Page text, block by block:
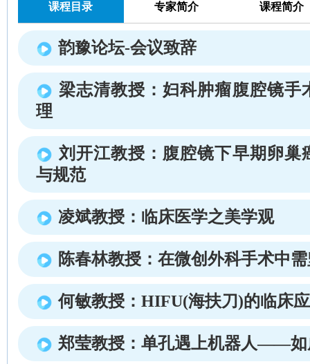
课程目录 专家简介 课程简介
韵豫论坛-会议致辞
梁志清教授：妇科肿瘤腹腔镜手
理
刘开江教授：腹腔镜下早期卵巢
与规范
凌斌教授：临床医学之美学观
陈春林教授：在微创外科手术中
何敏教授：HIFU(海扶刀)的临床
郑莹教授：单孔遇上机器人——如